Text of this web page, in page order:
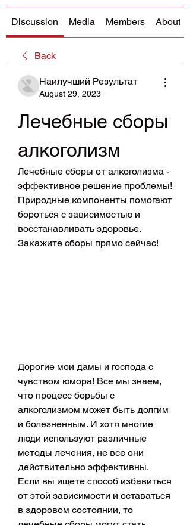
Discussion Media Members About
Back
Наилучший Результат
August 29, 2023
Лечебные сборы
алкоголизм
Лечебные сборы от алкоголизма -
эффективное решение проблемы!
Природные компоненты помогают
бороться с зависимостью и
восстанавливать здоровье.
Закажите сборы прямо сейчас!
Дорогие мои дамы и господа с
чувством юмора! Все мы знаем,
что процесс борьбы с
алкоголизмом может быть долгим
и болезненным. И хотя многие
люди используют различные
методы лечения, не все они
действительно эффективны.
Если вы ищете способ избавиться
от этой зависимости и оставаться
в здоровом состоянии, то